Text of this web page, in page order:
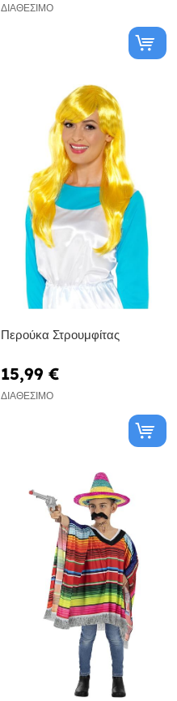
ΔΙΑΘΈΣΙΜΟ
Περούκα Στρουμφίτας
15,99 €
ΔΙΑΘΈΣΙΜΟ